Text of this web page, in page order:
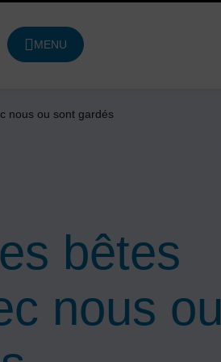
MENU
DE NAVIGATION PRINCIPALE
bêtes
nous ou
nous ou sont gardés